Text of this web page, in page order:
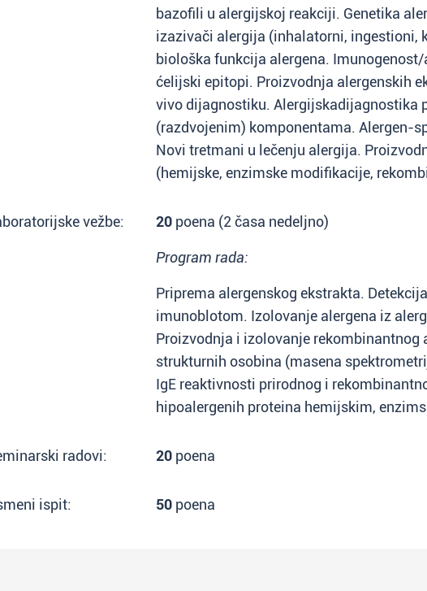
bazofili u alergijskoj reakciji. Genetika
izazivači alergija (inhalatorni, ingestioni,
biološka funkcija alergena.
ćelijski epitopi. Proizvodnja alergenskih
vivo dijagnostiku. Alergijskadijagnostika
(razdvojenim) komponentama. Alergen-
Novi tretmani u lečenju alergija.
(hemijske, enzimske modifikacije,
vežbe: 20 poena (2 časa nedeljno)
Program rada:
Priprema alergenskog ekstrakta.
imunoblotom. Izolovanje alergena iz
Proizvodnja i izolovanje rekombinantnog
strukturnih osobina (masena
IgE reaktivnosti prirodnog i
hipoalergenih proteina hemijskim,
radovi: 20 poena
ispit: 50 poena